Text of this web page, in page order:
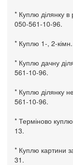
* Куплю ділянку в
050-561-10-96.
* Куплю 1-, 2-
* Куплю дачну
561-10-96.
* Куплю ділянку
561-10-96.
* Терміново
13.
* Куплю картини
31.